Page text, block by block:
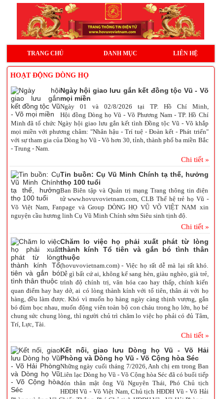
TRANG CHỦ DANH MỤC LIÊN HỆ
HOẠT ĐỘNG DÒNG HỌ
Ngày hội giao lưu gắn kết đồng tộc Vũ - Võ
mọi miền
Ngày 01 và 02/8/2026 tại TP. Hồ Chí Minh,
Hội đồng Dòng họ Vũ - Võ Phương Nam - TP. Hồ Chí
Minh đã tổ chức Ngày hộigiao lưu gắn kết tình Đồng tộc Vũ - Võ khắp
mọi miền với phương châm: "Nhân hậu - Trí tuệ - Đoàn kết - Phát triển"
với sự tham gia của Dòng họ Vũ - Võ hơn 30, tỉnh, thành phố ba miền Bắc
- Trung - Nam.
Chi tiết »
Tin buồn: Cụ Vũ Minh Chính tạ thế, hưởng
thọ 100 tuổi
Ban Biên tập và Quản trị mạng Trang thông tin điện
tửwww.hovuvovietnam.com, CLB Thế hệ trẻ họ Vũ -
Võ Việt Nam, Fanpage và Group DÒNG HỌ VŨ VÕ VIỆT NAM xin
nguyện cầu hương linh Cụ Vũ Minh Chính sớm Siêu sinh tịnh độ.
Chi tiết »
Chăm lo việc họ phải xuất phát từ lòng
thành kính Tổ tiên và gắn bó tình thân
thuộc
(hovuvovietnam.com) - Việc họ rất dễ mà lại rất khó.
Dễ gì bất cứ ai, không kể sang hèn, giàu nghèo, già trẻ,
trình độ chính trị, văn hóa cao hay thấp, chính kiến
quan điểm hay hay dở, ai có lòng thành kính với tổ tiên, thân ái với họ
hàng, đều làm được. Khó vì muốn họ hàng ngày càng thịnh vượng, gắn
bó đùm bọc nhau, muốn động viên toàn bộ con cháu trong họ lớn, họ bé
chung sức chung lòng, thì người chủ trì chăm lo việc họ phải có đủ Tâm,
Trí, Lực, Tài.
Chi tiết »
Kết nối, giao lưu Dòng họ Vũ - Võ Hải
Phòng và Dòng họ Vũ - Võ Cộng hòa Séc
Những ngày cuối tháng 7/2026, Anh chị em trong Ban
Liên lạc Dòng họ Vũ - Võ Cộng hòa Sécđã có buổi tiếp
đón thân mật ông Vũ Nguyên Thái, Phó Chủ tịch
HĐDH Vũ - Võ Việt Nam, Chủ tịch HĐDH Vũ - Võ Hải